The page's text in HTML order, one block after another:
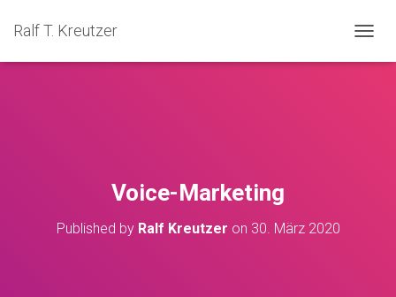
Ralf T. Kreutzer
Voice-Marketing
Published by Ralf Kreutzer on 30. März 2020